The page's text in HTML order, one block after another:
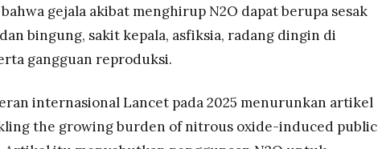
gejala akibat menghirup N2O dapat berupa sesak
bingung, sakit kepala, asfiksia, radang dingin di
gangguan reproduksi.
internasional Lancet pada 2025 menurunkan artikel
the growing burden of nitrous oxide-induced public